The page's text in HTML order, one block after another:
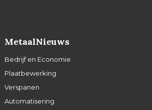
MetaalNieuws
Bedrijf en Economie
Plaatbewerking
Verspanen
Automatisering